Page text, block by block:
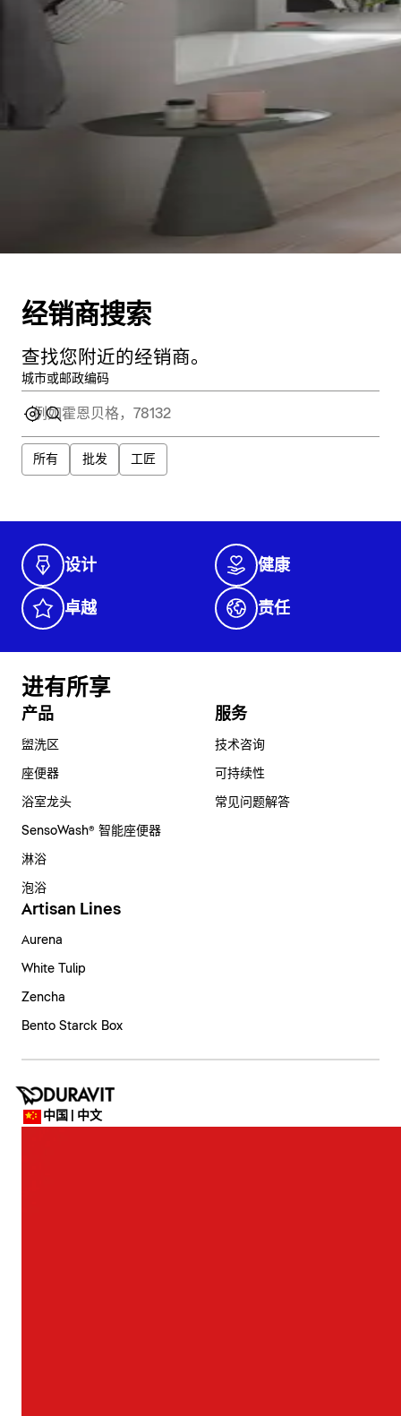
经销商搜索
查找您附近的经销商。
城市或邮政编码
所有 批发 工匠
设计 健康
卓越 责任
进有所享
产品
盥洗区
座便器
浴室龙头
SensoWash® 智能座便器
淋浴
泡浴
服务
技术咨询
可持续性
常见问题解答
Artisan Lines
Aurena
White Tulip
Zencha
Bento Starck Box
中国 | 中文